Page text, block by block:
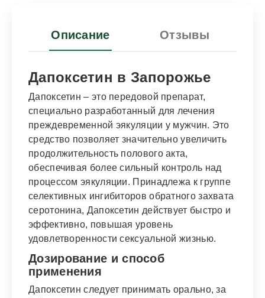
Описание Отзывы
Дапоксетин в Запорожье
Дапоксетин – это передовой препарат,
специально разработанный для лечения
преждевременной эякуляции у мужчин. Это
средство позволяет значительно увеличить
продолжительность полового акта,
обеспечивая более сильный контроль над
процессом эякуляции. Принадлежа к группе
селективных ингибиторов обратного захвата
серотонина, Дапоксетин действует быстро и
эффективно, повышая уровень
удовлетворенности сексуальной жизнью.
Дозирование и способ
применения
Дапоксетин следует принимать орально, за